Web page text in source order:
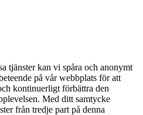
tjänster kan vi spåra och anonymt
på vår webbplats för att
kontinuerligt förbättra den
Med ditt samtycke
från tredje part på denna